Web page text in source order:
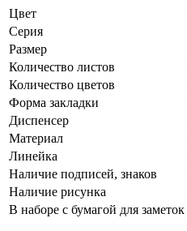
Цвет
Серия
Размер
Количество листов
Количество цветов
Форма закладки
Диспенсер
Материал
Линейка
Наличие подписей, знаков
Наличие рисунка
В наборе с бумагой для заметок